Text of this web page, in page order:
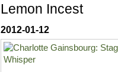
Lemon Incest
2012-01-12